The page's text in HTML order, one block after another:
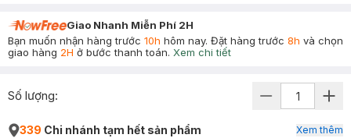
Giao Nhanh Miễn Phí 2H
Bạn muốn nhận hàng trước 10h hôm nay. Đặt hàng trước 8h và chọn
giao hàng 2H ở bước thanh toán. Xem chi tiết
Số lượng:
339 Chi nhánh tạm hết sản phẩm Xem thêm